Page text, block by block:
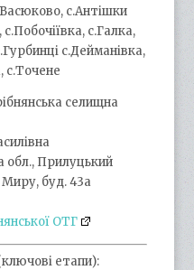
с.Антішки
с.Галка,
с.Дейманівка,
с.Точене
селищна
обл., Прилуцький
Миру, буд. 43а
ОТГ
етапи):